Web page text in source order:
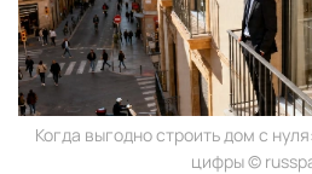
Когда выгодно строить дом с
цифры ©